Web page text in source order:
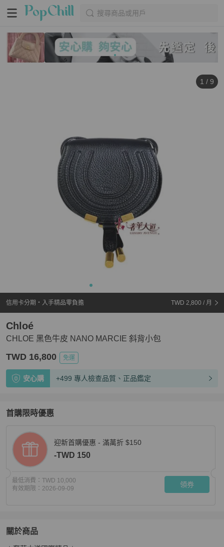
搜尋商品或用戶
1 / 9
信用卡分期・入手精品零負擔 TWD 2,800 / 月
CHLOE 黑色牛皮 NANO MARCIE 斜背小包
Chloé
TWD 16,800 免運
安心購 +499 專人檢查品質、正品鑑定
首購限時優惠
迎新首購優惠 - 滿萬折 $150
-TWD 150
最低消費： TWD 10,000
有效期限： 2026-09-09 領券
關於商品